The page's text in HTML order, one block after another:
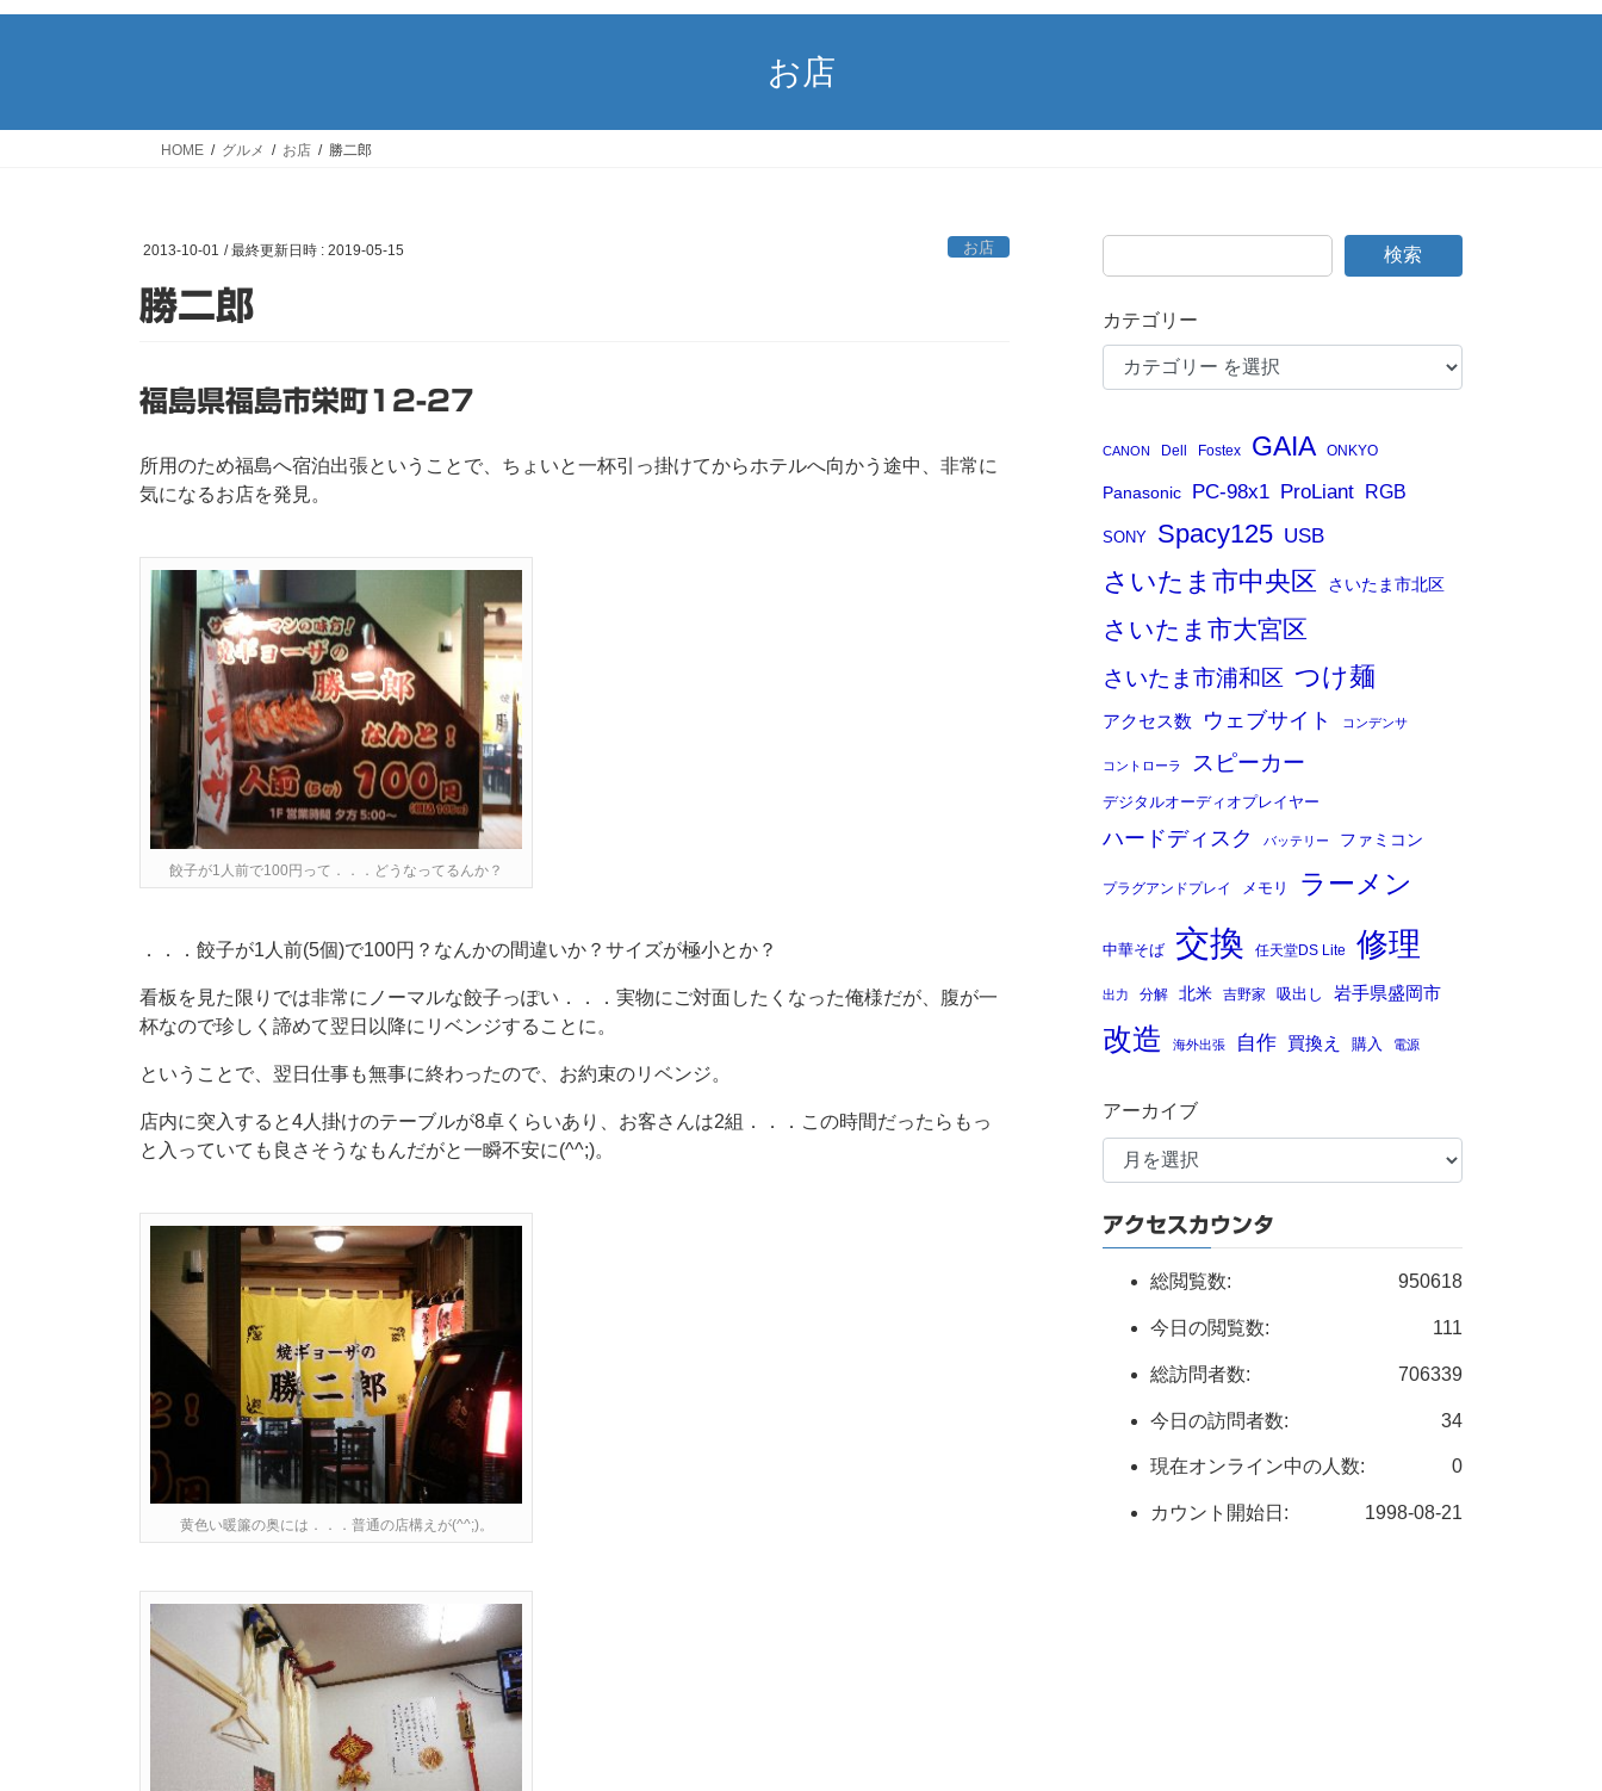
お店
HOME グルメ お店 勝二郎
2013-10-01 / 最終更新日時 : 2019-05-15 お店
勝二郎
福島県福島市栄町12-27
所用のため福島へ宿泊出張ということで、ちょいと一杯引っ掛けてからホテルへ向かう途中、非常に
気になるお店を発見。
餃子が1人前で100円って．．．どうなってるんか？
．．．餃子が1人前(5個)で100円？なんかの間違いか？サイズが極小とか？
看板を見た限りでは非常にノーマルな餃子っぽい．．．実物にご対面したくなった俺様だが、腹が一
杯なので珍しく諦めて翌日以降にリベンジすることに。
ということで、翌日仕事も無事に終わったので、お約束のリベンジ。
店内に突入すると4人掛けのテーブルが8卓くらいあり、お客さんは2組．．．この時間だったらもっ
と入っていても良さそうなもんだがと一瞬不安に(^^;)。
黄色い暖簾の奥には．．．普通の店構えが(^^;)。
検索
カテゴリー
CANON Dell Fostex GAIA ONKYO
Panasonic PC-98x1 ProLiant RGB
SONY Spacy125 USB
さいたま市中央区 さいたま市北区
さいたま市大宮区
さいたま市浦和区 つけ麺
アクセス数 ウェブサイト コンデンサ
コントローラ スピーカー
デジタルオーディオプレイヤー
ハードディスク バッテリー ファミコン
プラグアンドプレイ メモリ ラーメン
中華そば 交換 任天堂DS Lite 修理
出力 分解 北米 吉野家 吸出し 岩手県盛岡市
改造 海外出張 自作 買換え 購入 電源
アーカイブ
アクセスカウンタ
950618
総閲覧数:
111
今日の閲覧数:
706339
総訪問者数:
34
今日の訪問者数:
0
現在オンライン中の人数:
1998-08-21
カウント開始日: